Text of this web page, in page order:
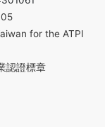
for the ATPI
認證標章